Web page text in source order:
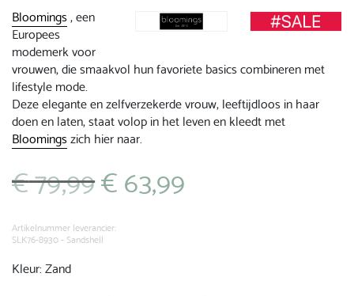
Bloomings, een
Europees
modemerk voor
vrouwen, die smaakvol hun favoriete basics combineren met
lifestyle mode.
Deze elegante en zelfverzekerde vrouw, leeftijdloos in haar
doen en laten, staat volop in het leven en kleedt met
Bloomingszich hier naar.
€79,99 Oorspronkelijke
prijs
€ 79,99.
€63,99
Artikelnummer leverancier:
SLK76-8930 - Sandshell
Kleur: Zand